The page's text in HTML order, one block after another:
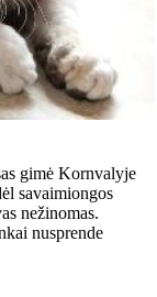
gimė Kornvalyje
savaimiongos
nežinomas.
nusprende